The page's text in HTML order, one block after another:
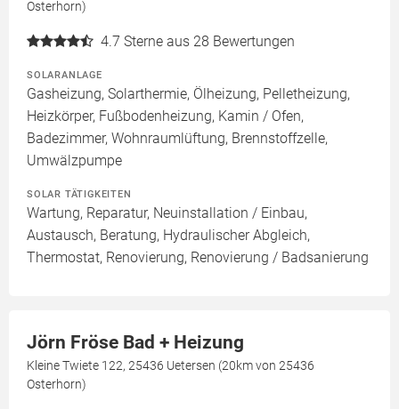
Osterhorn)
4.7 Sterne aus 28 Bewertungen
SOLARANLAGE
Gasheizung, Solarthermie, Ölheizung, Pelletheizung,
Heizkörper, Fußbodenheizung, Kamin / Ofen,
Badezimmer, Wohnraumlüftung, Brennstoffzelle,
Umwälzpumpe
SOLAR TÄTIGKEITEN
Wartung, Reparatur, Neuinstallation / Einbau,
Austausch, Beratung, Hydraulischer Abgleich,
Thermostat, Renovierung, Renovierung / Badsanierung
Jörn Fröse Bad + Heizung
Kleine Twiete 122, 25436 Uetersen (20km von 25436
Osterhorn)